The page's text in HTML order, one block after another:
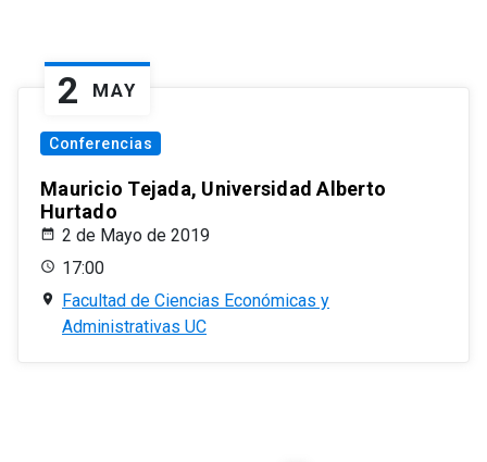
2 MAY
Conferencias
Mauricio Tejada, Universidad Alberto
Hurtado
2 de Mayo de 2019
17:00
Facultad de Ciencias Económicas y
Administrativas UC